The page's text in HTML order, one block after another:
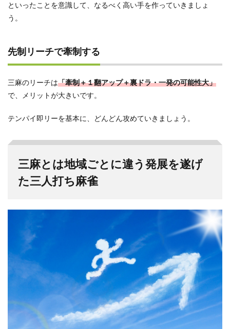
といったことを意識して、なるべく高い手を作っていきましょ
う。
先制リーチで牽制する
三麻のリーチは「牽制＋１翻アップ＋裏ドラ・一発の可能性大」
で、メリットが大きいです。
テンパイ即リーを基本に、どんどん攻めていきましょう。
三麻とは地域ごとに違う発展を遂げ
た三人打ち麻雀